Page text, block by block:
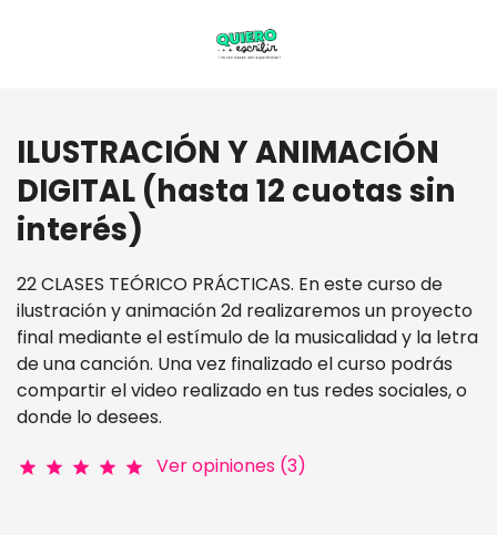
ILUSTRACIÓN Y ANIMACIÓN
DIGITAL (hasta 12 cuotas sin
interés)
22 CLASES TEÓRICO PRÁCTICAS. En este curso de
ilustración y animación 2d realizaremos un proyecto
final mediante el estímulo de la musicalidad y la letra
de una canción. Una vez finalizado el curso podrás
compartir el video realizado en tus redes sociales, o
donde lo desees.
star star star star star Ver opiniones (3)